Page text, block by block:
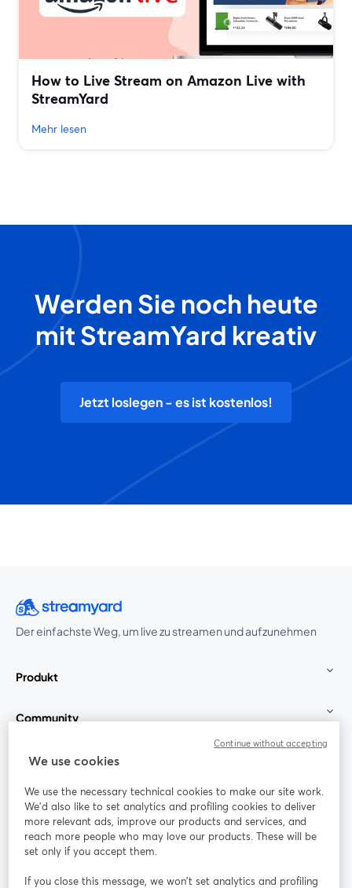
How to Live Stream on Amazon Live with
StreamYard
Mehr lesen
Werden Sie noch heute
mit StreamYard kreativ
Jetzt loslegen - es ist kostenlos!
Der einfachste Weg, um live zu streamen und aufzunehmen
Produkt
Community
StreamYard für
Mitmachen
Webinar Facebook
wird in einem neuen Tab geöffnet
X (Twitter)
wird in einem neuen Tab geöffnet
We use cookies
We use the necessary technical cookies to make our site work.
We'd also like to set analytics and profiling cookies to deliver
more relevant ads, improve our products and services, and
reach more people who may love our products. These will be
set only if you accept them.
If you close this message, we won’t set analytics and profiling
Continue without accepting